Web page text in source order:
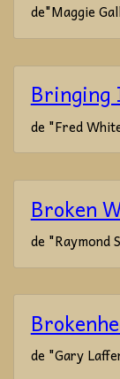
de"Maggie
Bringing
de "Fred
Broken
de "Raymond
de "Gary